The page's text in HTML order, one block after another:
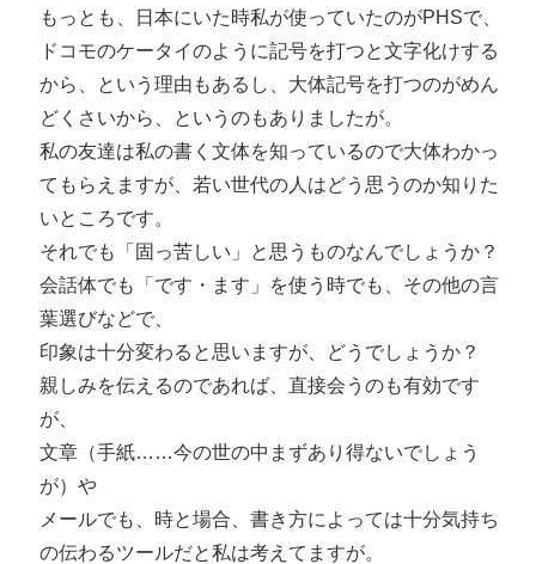
もっとも、日本にいた時私が使っていたのがPHSで、
ドコモのケータイのように記号を打つと文字化けする
から、という理由もあるし、大体記号を打つのがめん
どくさいから、というのもありましたが。
私の友達は私の書く文体を知っているので大体わかっ
てもらえますが、若い世代の人はどう思うのか知りた
いところです。
それでも「固っ苦しい」と思うものなんでしょうか？
会話体でも「です・ます」を使う時でも、その他の言
葉選びなどで、
印象は十分変わると思いますが、どうでしょうか？
親しみを伝えるのであれば、直接会うのも有効です
が、
文章（手紙……今の世の中まずあり得ないでしょう
が）や
メールでも、時と場合、書き方によっては十分気持ち
の伝わるツールだと私は考えてますが。